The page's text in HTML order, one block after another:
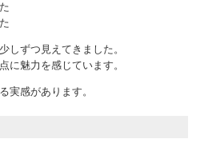
しずつ見えてきました。
に魅力を感じています。
実感があります。